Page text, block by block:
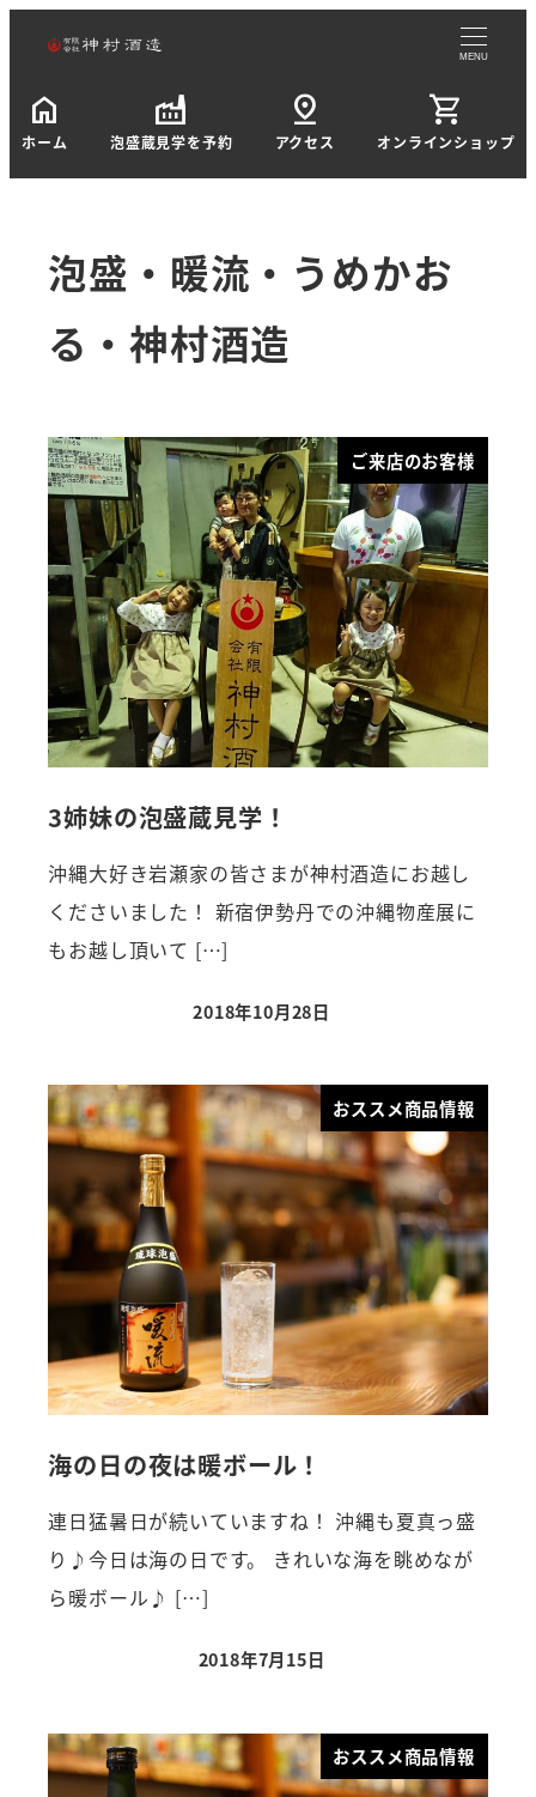
home
ホーム
factory
泡盛蔵見学を予約
pin_drop
アクセス
shopping_cart
オンラインショップ
MENU
泡盛・暖流・うめかお
る・神村酒造
ご来店のお客様
3姉妹の泡盛蔵見学！
沖縄大好き岩瀬家の皆さまが神村酒造にお越し
くださいました！ 新宿伊勢丹での沖縄物産展に
もお越し頂いて […]
2018年10月28日
おススメ商品情報
海の日の夜は暖ボール！
連日猛暑日が続いていますね！ 沖縄も夏真っ盛
り♪今日は海の日です。 きれいな海を眺めなが
ら暖ボール♪ […]
2018年7月15日
おススメ商品情報